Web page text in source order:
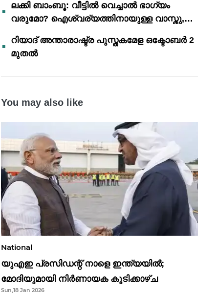
ലക്കി ബാംബൂ: വീട്ടിൽ വെച്ചാൽ ഭാഗ്യം
വരുമോ? ഐശ്വര്യത്തിനായുള്ള വാസ്തു,
റിയാദ് അന്താരാഷ്ട്ര പുസ്തകമേള ഒക്ടോബർ 2
മുതൽ
You may also like
National
യുഎഇ പ്രസിഡന്റ് നാളെ ഇന്ത്യയിൽ;
മോദിയുമായി നിർണായക കൂടിക്കാഴ്ച
Sun,18 Jan 2026